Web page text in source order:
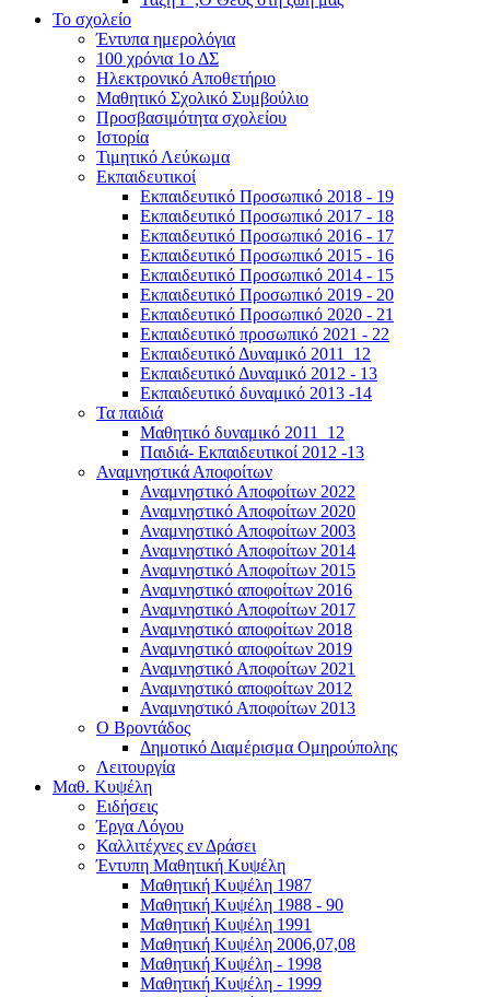
Το σχολείο
Έντυπα ημερολόγια
100 χρόνια 1ο ΔΣ
Ηλεκτρονικό Αποθετήριο
Μαθητικό Σχολικό Συμβούλιο
Προσβασιμότητα σχολείου
Ιστορία
Τιμητικό Λεύκωμα
Εκπαιδευτικοί
Εκπαιδευτικό Προσωπικό 2018 - 19
Εκπαιδευτικό Προσωπικό 2017 - 18
Εκπαιδευτικό Προσωπικό 2016 - 17
Εκπαιδευτικό Προσωπικό 2015 - 16
Εκπαιδευτικό Προσωπικό 2014 - 15
Εκπαιδευτικό Προσωπικό 2019 - 20
Εκπαιδευτικό Προσωπικό 2020 - 21
Εκπαιδευτικό προσωπικό 2021 - 22
Εκπαιδευτικό Δυναμικό 2011_12
Εκπαιδευτικό Δυναμικό 2012 - 13
Εκπαιδευτικό δυναμικό 2013 -14
Τα παιδιά
Μαθητικό δυναμικό 2011_12
Παιδιά- Εκπαιδευτικοί 2012 -13
Αναμνηστικά Αποφοίτων
Αναμνηστικό Αποφοίτων 2022
Αναμνηστικό Αποφοίτων 2020
Αναμνηστικό Αποφοίτων 2003
Αναμνηστικό Αποφοίτων 2014
Αναμνηστικό Αποφοίτων 2015
Αναμνηστικό αποφοίτων 2016
Αναμνηστικό Αποφοίτων 2017
Αναμνηστικό αποφοίτων 2018
Αναμνηστικό αποφοίτων 2019
Αναμνηστικό Αποφοίτων 2021
Αναμνηστικό αποφοίτων 2012
Αναμνηστικό Αποφοίτων 2013
Ο Βροντάδος
Δημοτικό Διαμέρισμα Ομηρούπολης
Λειτουργία
Μαθ. Κυψέλη
Ειδήσεις
Έργα Λόγου
Καλλιτέχνες εν Δράσει
Έντυπη Μαθητική Κυψέλη
Μαθητική Κυψέλη 1987
Μαθητική Κυψέλη 1988 - 90
Μαθητική Κυψέλη 1991
Μαθητική Κυψέλη 2006,07,08
Μαθητική Κυψέλη - 1998
Μαθητική Κυψέλη - 1999